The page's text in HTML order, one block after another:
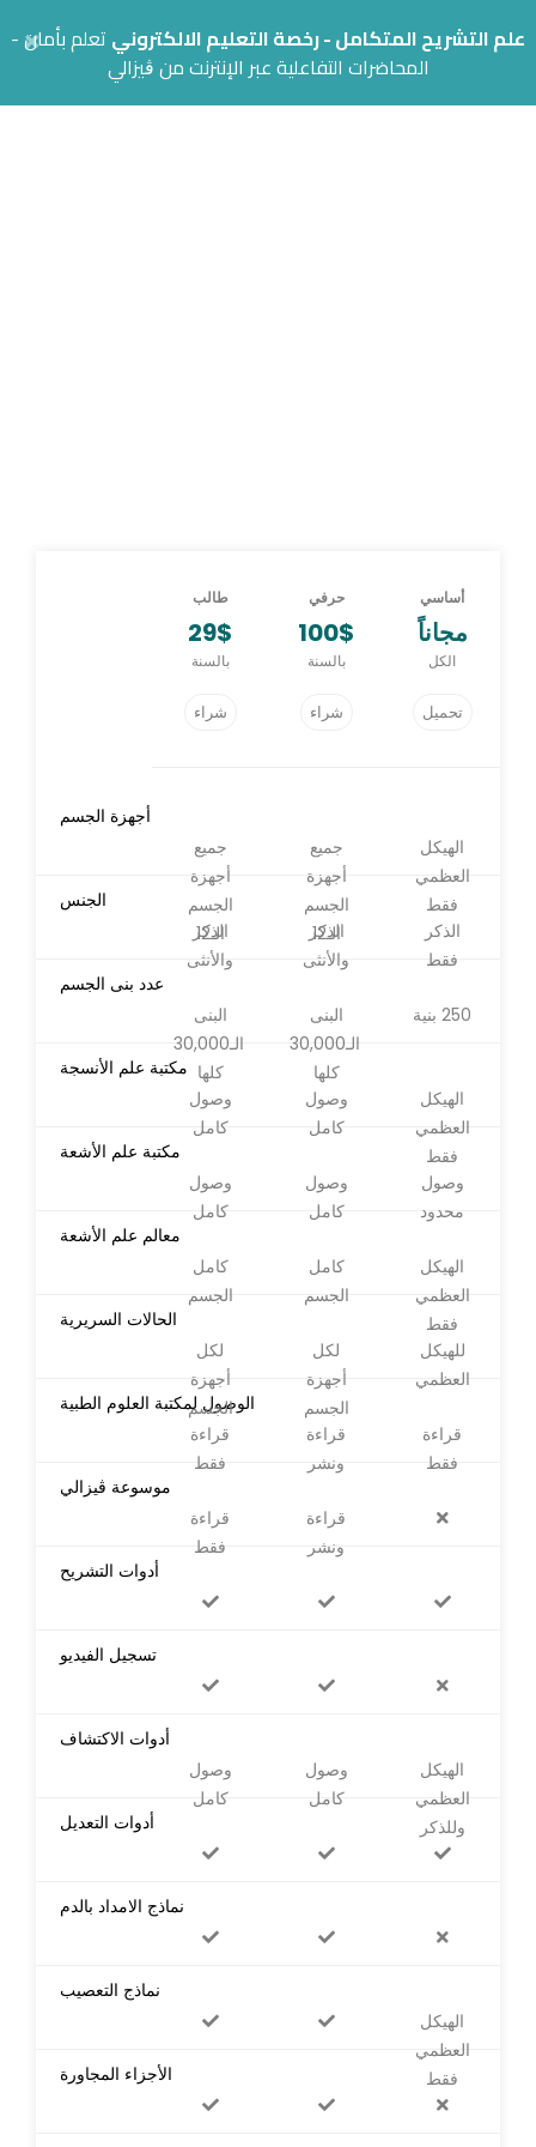
علم التشريح المتكامل - رخصة التعليم الالكتروني تعلم بأمان -
المحاضرات التفاعلية عبر الإنترنت من ڨيزالي
×
أجهزة الجسم
الجنس
عدد بنى الجسم
مكتبة علم الأنسجة
مكتبة علم الأشعة
معالم علم الأشعة
الحالات السريرية
الوصول لمكتبة العلوم الطبية
موسوعة ڤيزالي
أدوات التشريح
تسجيل الفيديو
أدوات الاكتشاف
أدوات التعديل
نماذج الامداد بالدم
نماذج التعصيب
الأجزاء المجاورة
أساسي
مجاناً
الكل
تحميل
الهيكل
العظمي
فقط
الذكر
فقط
250 بنية
الهيكل
العظمي
فقط
وصول
محدود
الهيكل
العظمي
فقط
للهيكل
العظمي
قراءة
فقط
الهيكل
العظمي
وللذكر
الهيكل
العظمي
فقط
حرفي
100$
بالسنة
شراء
جميع
أجهزة
الجسم
الـ12
الذكر
والأنثى
البنى
الـ30,000
كلها
وصول
كامل
وصول
كامل
كامل
الجسم
لكل
أجهزة
الجسم
قراءة
ونشر
قراءة
ونشر
وصول
كامل
طالب
29$
بالسنة
شراء
جميع
أجهزة
الجسم
الـ12
الذكر
والأنثى
البنى
الـ30,000
كلها
وصول
كامل
وصول
كامل
كامل
الجسم
لكل
أجهزة
الجسم
قراءة
فقط
قراءة
فقط
وصول
كامل